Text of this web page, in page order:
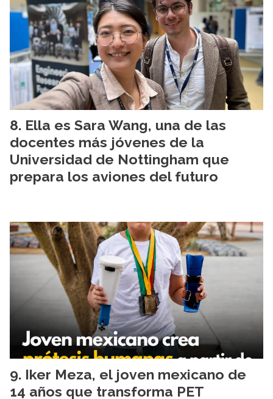
Ella es Sara Wang, una de las
docentes más jóvenes de la
Universidad de Nottingham que
prepara los aviones del futuro
Iker Meza, el joven mexicano de
14 años que transforma PET